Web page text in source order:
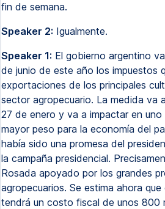
fin de semana.
Speaker 2: Igualmente.
Speaker 1: El gobierno argentino
de junio de este año los impuestos
exportaciones de los principales
sector agropecuario. La medida va
27 de enero y va a impactar en
mayor peso para la economía del
había sido una promesa del
la campaña presidencial.
Rosada apoyado por los grandes
agropecuarios. Se estima ahora
tendrá un costo fiscal de unos 800